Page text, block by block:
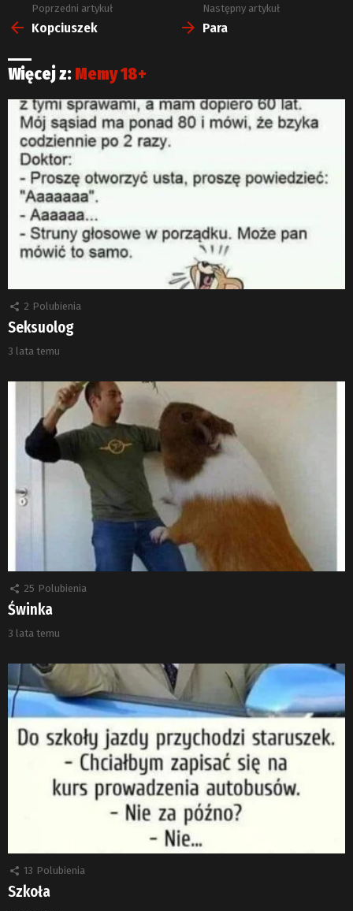
Zobacz
więcej
Poprzedni artykuł
Kopciuszek
Następny artykuł
Para
Więcej z: Memy 18+
2 Polubienia
Seksuolog
3 lata temu
25 Polubienia
Świnka
3 lata temu
13 Polubienia
Szkoła